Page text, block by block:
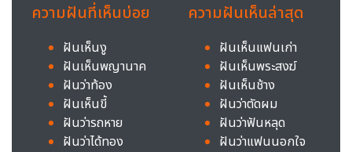
ความฝันที่เห็นบ่อย
ฝันเห็นงู
ฝันเห็นพญานาค
ฝันว่าท้อง
ฝันเห็นขี้
ฝันว่ารถหาย
ฝันว่าได้ทอง
ความฝันเห็นล่าสุด
ฝันเห็นแฟนเก่า
ฝันเห็นพระสงฆ์
ฝันเห็นช้าง
ฝันว่าตัดผม
ฝันว่าฟันหลุด
ฝันว่าแฟนนอกใจ